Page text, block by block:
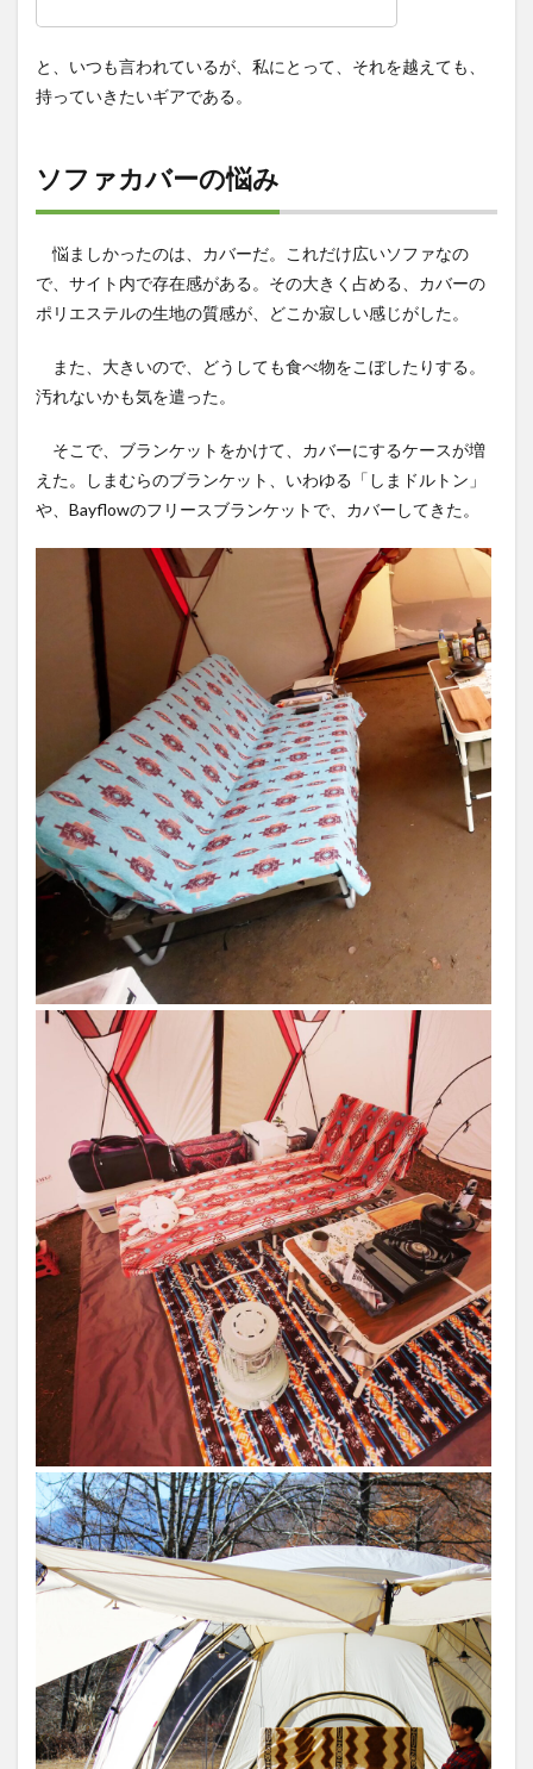
と、いつも言われているが、私にとって、それを越えても、
持っていきたいギアである。
ソファカバーの悩み
悩ましかったのは、カバーだ。これだけ広いソファなの
で、サイト内で存在感がある。その大きく占める、カバーの
ポリエステルの生地の質感が、どこか寂しい感じがした。
また、大きいので、どうしても食べ物をこぼしたりする。
汚れないかも気を遣った。
そこで、ブランケットをかけて、カバーにするケースが増
えた。しまむらのブランケット、いわゆる「しまドルトン」
や、Bayflowのフリースブランケットで、カバーしてきた。